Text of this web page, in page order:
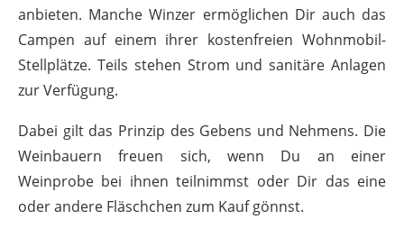
anbieten. Manche Winzer ermöglichen Dir auch das
Campen auf einem ihrer kostenfreien Wohnmobil-
Stellplätze. Teils stehen Strom und sanitäre Anlagen
zur Verfügung.
Dabei gilt das Prinzip des Gebens und Nehmens. Die
Weinbauern freuen sich, wenn Du an einer
Weinprobe bei ihnen teilnimmst oder Dir das eine
oder andere Fläschchen zum Kauf gönnst.